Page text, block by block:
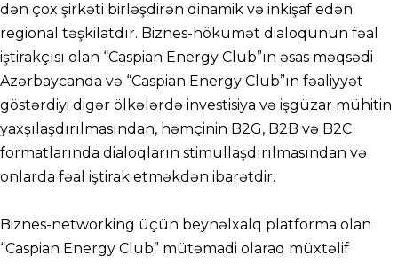
dən çox şirkəti birləşdirən dinamik və inkişaf edən
regional təşkilatdır. Biznes-hökumət dialoqunun fəal
iştirakçısı olan “Caspian Energy Club”ın əsas məqsədi
Azərbaycanda və “Caspian Energy Club”ın fəaliyyət
göstərdiyi digər ölkələrdə investisiya və işgüzar mühitin
yaxşılaşdırılmasından, həmçinin B2G, B2B və B2C
formatlarında dialoqların stimullaşdırılmasından və
onlarda fəal iştirak etməkdən ibarətdir.
Biznes-networking üçün beynəlxalq platforma olan
“Caspian Energy Club” mütəmadi olaraq müxtəlif